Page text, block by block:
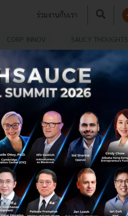
ร่วมงานกับเรา
CORP INNOV SAUCY THOUGHTS
พนักงานด้วย ‘หยวน
กจีนประกาศจ่ายค่าแรง